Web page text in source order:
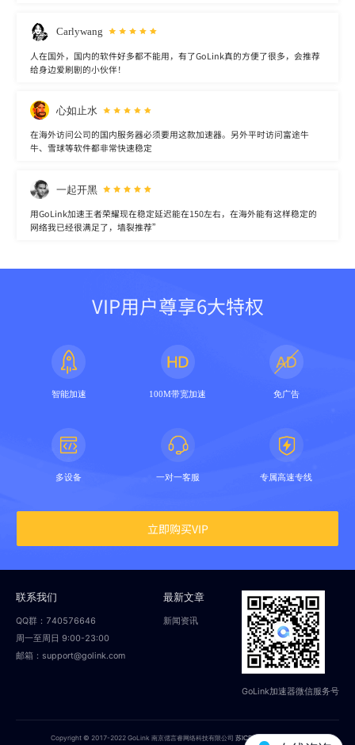
Carlywang
人在国外，国内的软件好多都不能用，有了GoLink真的方便了很多，会推荐
给身边爱刷剧的小伙伴！
心如止水
在海外访问公司的国内服务器必须要用这款加速器。另外平时访问富途牛
牛、雪球等软件都非常快速稳定
一起开黑
用GoLink加速王者荣耀现在稳定延迟能在150左右，在海外能有这样稳定的
网络我已经很满足了，墙裂推荐”
VIP用户尊享6大特权
智能加速 100M带宽加速 免广告
多设备 一对一客服 专属高速专线
立即购买VIP
联系我们
QQ群：740576646
周一至周日 9:00-23:00
邮箱：support@golink.com
最新文章
新闻资讯
GoLink加速器微信服务号
Copyright © 2017-2022 GoLink 南京偲言睿网络科技有限公司苏ICP备18014251号-2